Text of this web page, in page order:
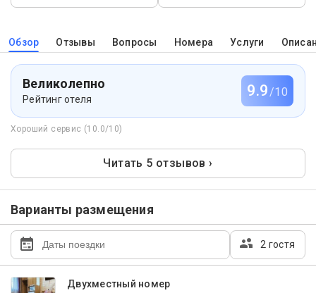
Обзор Отзывы Вопросы Номера Услуги
Великолепно
Рейтинг отеля 9.9/10
Хороший сервис (10.0/10)
Читать 5 отзывов ›
Варианты размещения
2 гостя
Двухместный номер